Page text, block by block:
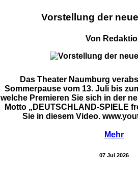
Vorstellung der
Von
Das Theater Naumburg
Sommerpause vom 13. Juli bis
welche Premieren Sie sich in der
Motto „DEUTSCHLAND-SPIELE
Sie in diesem Video.
Mehr
07 Jul 2026